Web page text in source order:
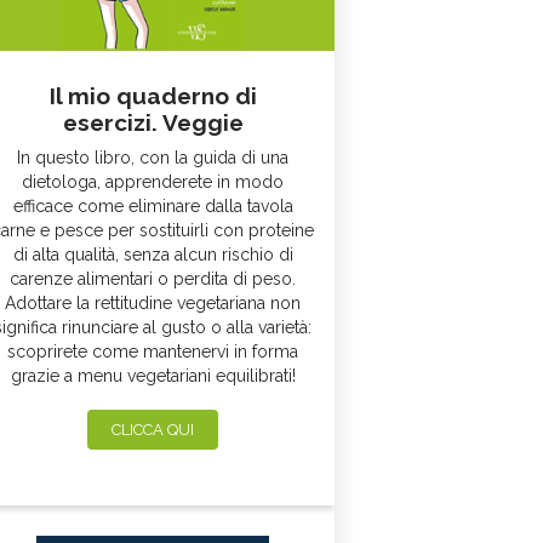
Il mio quaderno di
esercizi. Veggie
In questo libro, con la guida di una
dietologa, apprenderete in modo
efficace come eliminare dalla tavola
e pesce per sostituirli con proteine
di alta qualità, senza alcun rischio di
carenze alimentari o perdita di peso.
Adottare la rettitudine vegetariana non
rinunciare al gusto o alla varietà:
scoprirete come mantenervi in forma
grazie a menu vegetariani equilibrati!
CLICCA QUI